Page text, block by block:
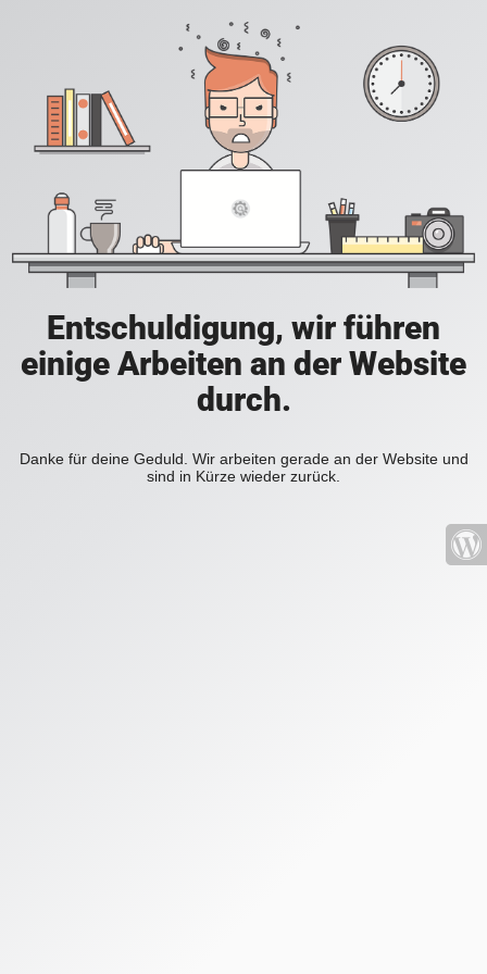
Entschuldigung, wir führen
einige Arbeiten an der Website
durch.
Danke für deine Geduld. Wir arbeiten gerade an der Website und
sind in Kürze wieder zurück.